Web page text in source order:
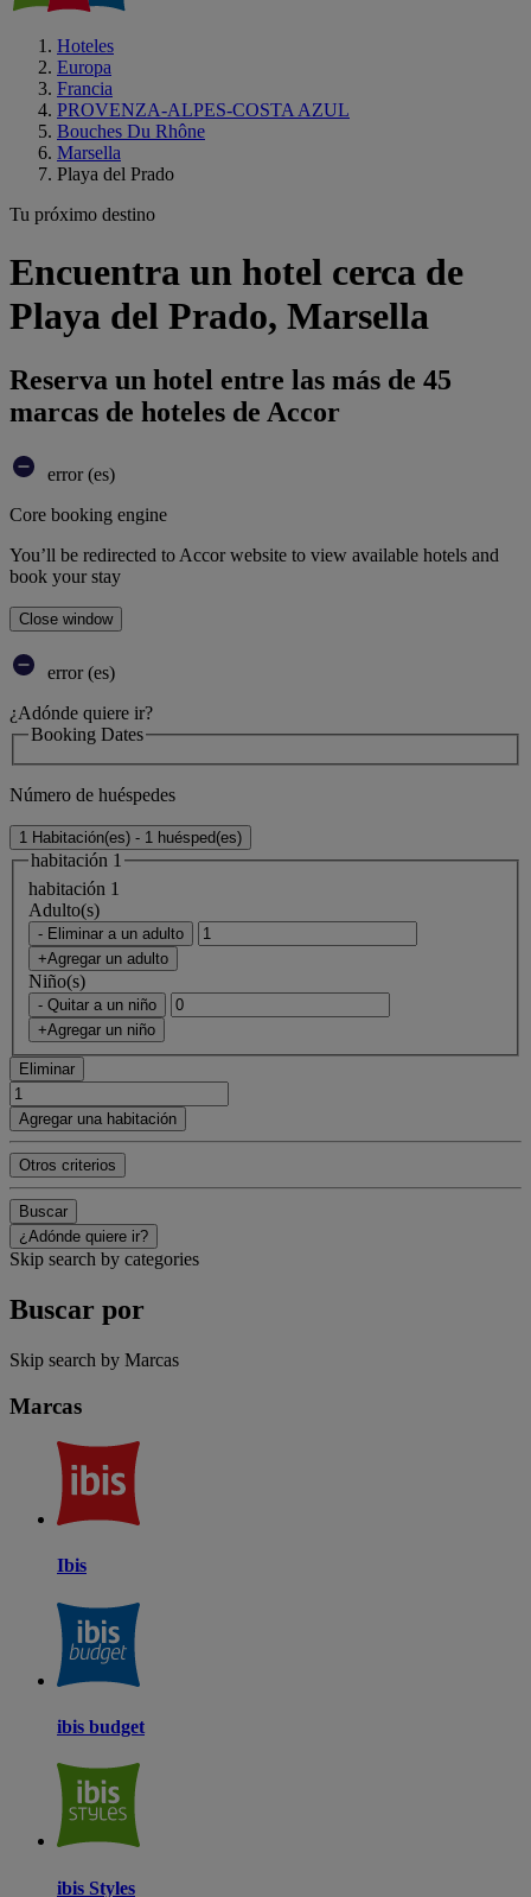
Hoteles
Europa
Francia
PROVENZA-ALPES-COSTA AZUL
Bouches Du Rhône
Marsella
Playa del Prado
Tu próximo destino
Encuentra un hotel cerca de
Playa del Prado, Marsella
Reserva un hotel entre las más de 45
marcas de hoteles de Accor
error (es)
Core booking engine
You’ll be redirected to Accor website to view available hotels and
book your stay
Close window
error (es)
¿Adónde quiere ir?
Booking Dates
Número de huéspedes
1 Habitación(es) - 1 huésped(es)
habitación 1
habitación 1
Adulto(s)
- Eliminar a un adulto
+Agregar un adulto
Niño(s)
- Quitar a un niño
+Agregar un niño
Eliminar
Agregar una habitación
Otros criterios
Buscar
¿Adónde quiere ir?
Skip search by categories
Buscar por
Skip search by Marcas
Marcas
Ibis
ibis budget
ibis Styles